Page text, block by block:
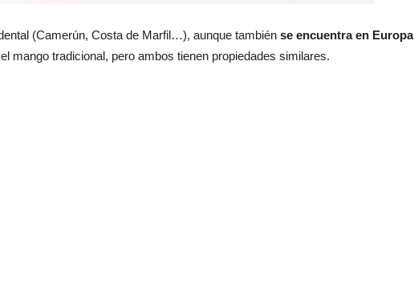
(Camerún, Costa de Marfil…), aunque también se encuentra en Europa
mango tradicional, pero ambos tienen propiedades similares.